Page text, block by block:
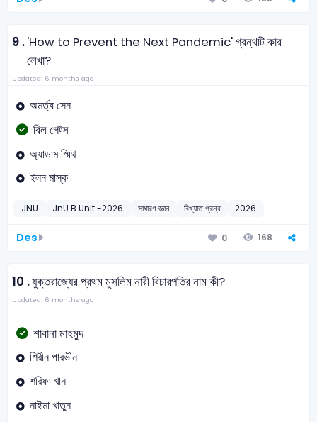
9 .'How to Prevent the Next Pandemic' গ্রন্থটি কার
লেখা?
Updated: 6 months ago
অমর্ত্য সেন
বিল গেট্স
অ্যাডাম স্মিথ
ইলন মাস্ক
JNU JnU B Unit -2026 সাধারণ জ্ঞান বিখ্যাত গ্রন্থ 2026
Des 0 168
10 .যুক্তরাজ্যের প্রথম মুসলিম নারী বিচারপতির নাম কী?
Updated: 6 months ago
শাবানা মাহমুদ
শিরীন পারভীন
শরিফা খান
নাইমা খাতুন